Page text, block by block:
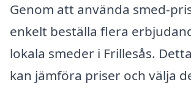
Genom att använda smed-
enkelt beställa flera
lokala smeder i Frillesås.
kan jämföra priser och välja